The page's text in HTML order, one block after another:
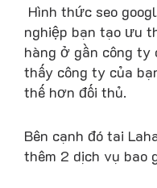
Hình thức seo
nghiệp bạn tạo ưu
hàng ở gần công ty
thấy công ty của
thế hơn đối thủ.
Bên cạnh đó tai
thêm 2 dịch vụ bao